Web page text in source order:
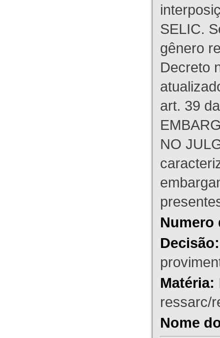
SELIC.
gênero
Decreto
art. 39
NO
Numero
Decisão:
Matéria:
ressarc/
Nome